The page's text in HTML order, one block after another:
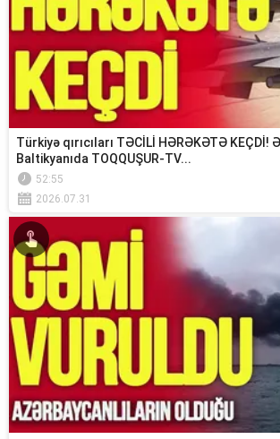
Türkiyə qırıcıları TƏCİLİ HƏRƏKƏTƏ KEÇDİ!
Baltikyanıda TOQQUŞUR-TV...
52:55
2026.07.31